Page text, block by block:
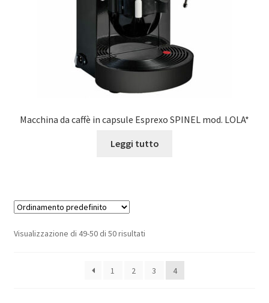
Macchina da caffè in capsule Esprexo SPINEL mod. LOLA*
Leggi tutto
Visualizzazione di 49-50 di 50 risultati
1 2 3 4